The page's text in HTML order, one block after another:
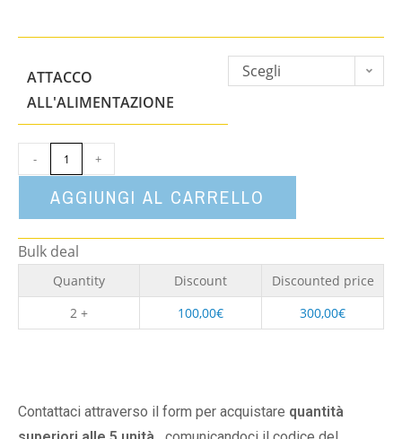
ATTACCO
ALL'ALIMENTAZIONE
Scegli
- +
AGGIUNGI AL CARRELLO
Bulk deal
Quantity Discount
Discounted price
2 +
100,00€ 300,00€
Contattaci attraverso il form per acquistare quantità